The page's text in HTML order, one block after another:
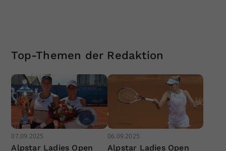
Top-Themen der Redaktion
07.09.2025
Alpstar Ladies Open
06.09.2025
Alpstar Ladies Open